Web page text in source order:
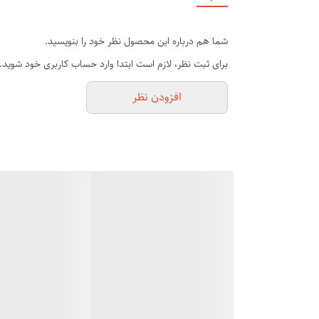
⁦⁩قابل تنظیم برای انواع موها
سانتی‌گراد در 5 دمای مختلف قابل تنظیم است.
شما هم درباره این محصول نظر خود را بنویسید.
برای ثبت نظر، لازم است ابتدا وارد حساب کاربری خود شوید.
افزودن نظر